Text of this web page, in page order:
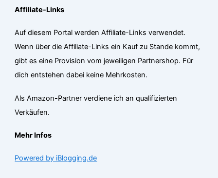
Affiliate-Links
Auf diesem Portal werden Affiliate-Links verwendet.
Wenn über die Affiliate-Links ein Kauf zu Stande kommt,
gibt es eine Provision vom jeweiligen Partnershop. Für
dich entstehen dabei keine Mehrkosten.
Als Amazon-Partner verdiene ich an qualifizierten
Verkäufen.
Mehr Infos
Powered by iBlogging.de